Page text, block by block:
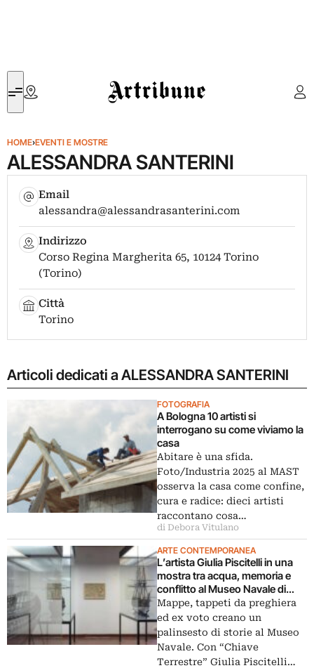
Artribune
HOME›EVENTI E MOSTRE
ALESSANDRA SANTERINI
Email
alessandra@alessandrasanterini.com
Indirizzo
Corso Regina Margherita 65, 10124 Torino
(Torino)
Città
Torino
Articoli dedicati a ALESSANDRA SANTERINI
FOTOGRAFIA
A Bologna 10 artisti si
interrogano su come viviamo la
casa
Abitare è una sfida.
Foto/Industria 2025 al MAST
osserva la casa come confine,
cura e radice: dieci artisti
raccontano cosa…
di Debora Vitulano
ARTE CONTEMPORANEA
L’artista Giulia Piscitelli in una
mostra tra acqua, memoria e
conflitto al Museo Navale di
Venezia
Mappe, tappeti da preghiera
ed ex voto creano un
palinsesto di storie al Museo
Navale. Con “Chiave
Terrestre” Giulia Piscitelli…